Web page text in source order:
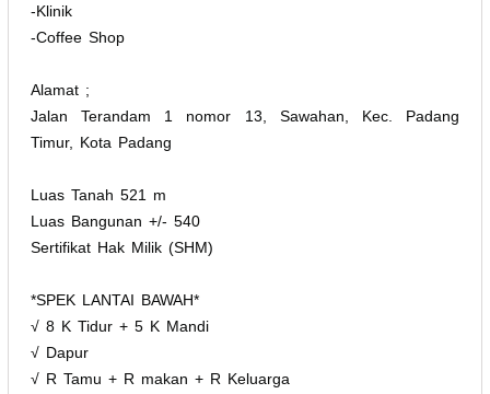
-Klinik
-Coffee Shop
Alamat ;
Jalan Terandam 1 nomor 13, Sawahan, Kec. Padang
Timur, Kota Padang
Luas Tanah 521 m
Luas Bangunan +/- 540
Sertifikat Hak Milik (SHM)
*SPEK LANTAI BAWAH*
√ 8 K Tidur + 5 K Mandi
√ Dapur
√ R Tamu + R makan + R Keluarga